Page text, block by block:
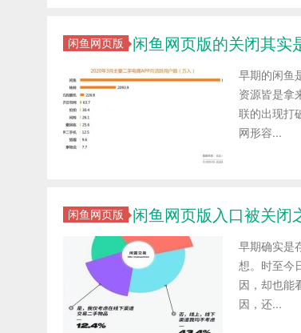
闲鱼网页版 闲鱼网页版的关闭其实
早期的闲鱼
资源皆是拿
联的出现打
网形容...
闲鱼网页版 闲鱼网页版入口被关闭
早期确实是
想。时至今
因，却也能
因，还...